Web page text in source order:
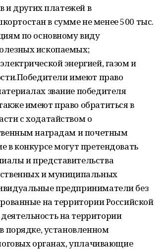
и других платежей в
в сумме не менее 500 тыс.
по основному виду
ископаемых;
энергией, газом и
имеют право
звание победителя
имеют право обратиться в
с ходатайством о
наградам и почетным
в конкурсе могут претендовать
и представительства
и муниципальных
предприниматели без
на территории Российской
на территории
порядке, установленном
органах, уплачивающие